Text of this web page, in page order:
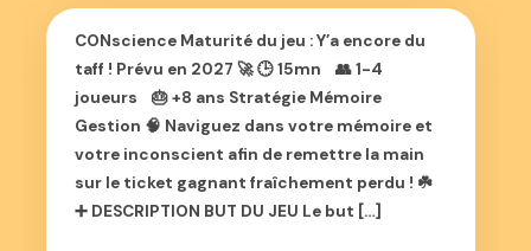
CONscience Maturité du jeu : Y’a encore du
taff ! Prévu en 2027 🚀 🕒 15mn 👥 1-4
joueurs 🎂 +8 ans Stratégie Mémoire
Gestion 🧠 Naviguez dans votre mémoire et
votre inconscient afin de remettre la main
sur le ticket gagnant fraîchement perdu ! ☘️
➕ DESCRIPTION BUT DU JEU Le but […]